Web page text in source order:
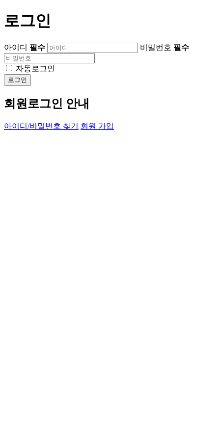
로그인
아이디 필수 비밀번호 필수
자동로그인
로그인
회원로그인 안내
아이디/비밀번호 찾기 회원 가입